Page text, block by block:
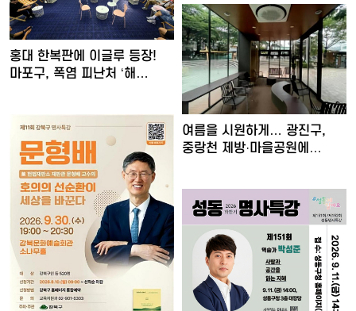
홍대 한복판에 이글루 등장!
마포구, 폭염 피난처 ‘해…
여름을 시원하게… 광진구,
중랑천 제방·마을공원에